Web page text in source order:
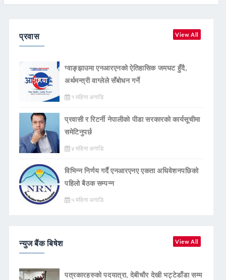
प्रवास View All
ग्वाङ्झाउमा एनआरएनको ऐतिहासिक जमघट हुँदै,
अर्थमन्त्री वाग्लेले सँबोधन गर्ने
१ महिना अगाडि
प्रवासी र रिटर्नी नेपालीको पीडा सरकारको कार्यसूचीमा
समेटिनुपर्छ
४ महिना अगाडि
विभिन्न निर्णय गर्दै एनआरएनए एकता अधिवेशनपछिको
पहिलो बैठक सम्पन्न
५ महिना अगाडि
न्युज बैंक बिषेश View All
पत्रकारहरुको पदयात्रा, देबीचौर देखी भट्टेडाँडा सम्म